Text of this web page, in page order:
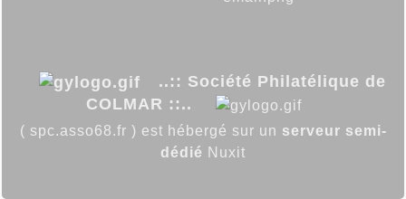
..:: Société Philatélique de
COLMAR ::..
( spc.asso68.fr ) est hébergé sur un serveur semi-
dédié Nuxit